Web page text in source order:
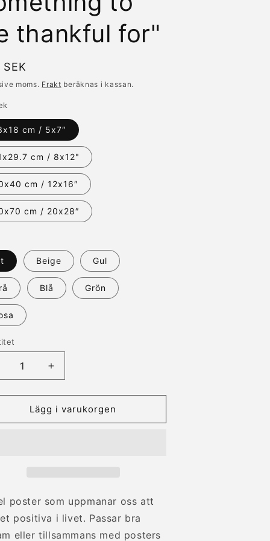
thankful for"
moms. Frakt beräknas i kassan.
cm / 5x7″
cm / 8x12"
cm / 12x16″
cm / 20x28″
Beige Gul
Blå Grön
Öka
kvantitet
för
Poster
med
to
thankful
for&quot;
Lägg i varukorgen
poster som uppmanar oss att
positiva i livet. Passar bra
eller tillsammans med posters